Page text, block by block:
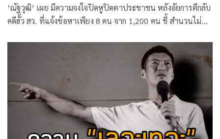
‘ณัฐวุฒิ’ เผย มีความจงใจปิดหูปิดตาประชาชน หลังอัยการตีกลับ
คดีฮั้ว สว. ที่แจ้งข้อหาเพียง 8 คน จาก 1,200 คน ชี้ สำนวนไม่